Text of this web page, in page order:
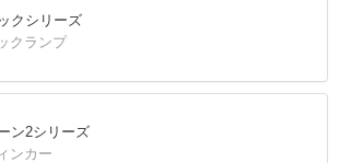
クシリーズ
クランプ
ン2シリーズ
ンカー